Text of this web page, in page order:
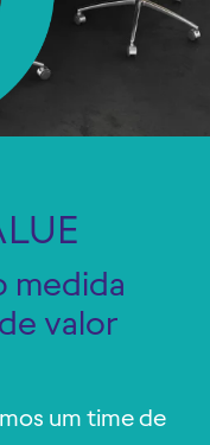
medida
valor
um time de